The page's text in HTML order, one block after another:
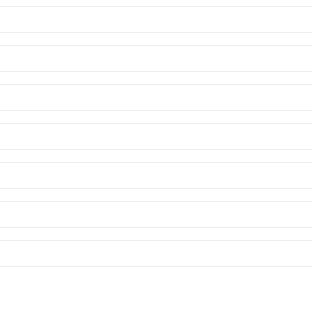
la presenza di untumoreal
-retto poiché
causata dalleemorroidio da infiammazioni di varia
dal tipo di alimento ingerito
essere stata modificata in seguito all'assunzione di
intestinali non migliorano è necessario consultare uno
provocano la comparsa del tumore del
di tumori intestinali come, ad esempio:
, malattia caratterizzata dalla presenza di centinaia o
di tumore alcolon
controlli (screening) nella popolazione è
ancora non causa disturbi (sintomi) ed è più curabile.
) della gravità del tumore. La più usata si
numero di linfonodi coinvolti e con la lettera M la
pancia (addome) per cercare eventuali masse
tumore in tale zona del corpo.
Se iltumoreè in una fase iniziale (precoce) del
e, se possibile, ricongiungere i due tratti
intestinale. In alcuni casi, ciò non è possibile ed è
la fuoriuscita delle feci (stomia). Nelle persone
per imparare a gestire i problemi quotidiani e per
da altri tipi di cure.
iniziali di sviluppo (diagnosi precoce), prima che
delcolon-retto fanno parte di un programma di
persone dai 50 ai 69 anni di età, esteso a 74 anni in
lesioni, è la ricerca delsangue occultonelle feci. I
In Italia esistono però forti differenze territoriali
Centro, 50% Sud. L'adesione media a livello nazionale
casi). Della maggiore incidenza negli uomini potrebbero
in particolare gli estrogeni, sembrano
dopo lamenopausa. In accordo con questo, altri
186.000 pazienti (46.1% donne e 53.9% uomini) ha
(D 45% vs U 36.7%). Inoltre, a seconda
persone dopo la diagnosi di tumore delcolon-retto
I, Klinkhammer-Schalke M, Aigner F, Pratschke J, Rau
factors in 185,967coloncancer patients.Langenbecks
e amici (AIMaC).